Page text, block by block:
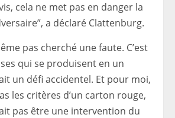
cela ne met pas en danger la
a déclaré Clattenburg.
pas cherché une faute. C’est
qui se produisent en un
un défi accidentel. Et pour moi,
les critères d’un carton rouge,
pas être une intervention du